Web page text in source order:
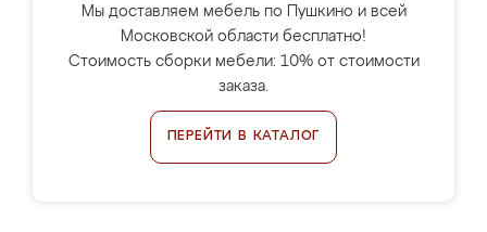
Мы доставляем мебель по Пушкино и всей
Московской области бесплатно!
Стоимость сборки мебели: 10% от стоимости
заказа.
ПЕРЕЙТИ В КАТАЛОГ